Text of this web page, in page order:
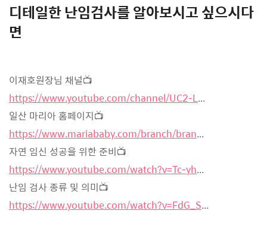
디테일한 난임검사를 알아보시고 싶으시다
면
이재호원장님 채널📺
https://www.youtube.com/channel/UC2-L...
일산 마리아 홈페이지📺
https://www.mariababy.com/branch/bran...
자연 임신 성공을 위한 준비📺
https://www.youtube.com/watch?v=Tc-yh...
난임 검사 종류 및 의미📺
https://www.youtube.com/watch?v=FdG_S...